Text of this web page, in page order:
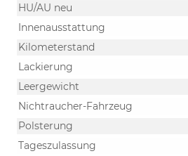
HU/AU neu
Innenausstattung
Kilometerstand
Lackierung
Leergewicht
Nichtraucher-Fahrzeug
Polsterung
Tageszulassung